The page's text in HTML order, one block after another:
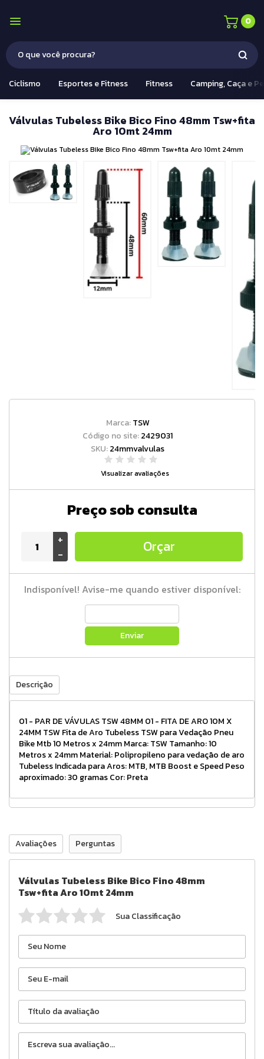
0
Ciclismo Esportes e Fitness Fitness Camping, Caça e
Válvulas Tubeless Bike Bico Fino 48mm Tsw+fita
Aro 10mt 24mm
Marca:TSW
Código no site:2429031
SKU:24mmvalvulas
Visualizar avaliações
Preço sob consulta
+
-
Orçar
Indisponível! Avise-me quando estiver disponível:
Enviar
Descrição
01 - PAR DE VÁVULAS TSW 48MM 01 - FITA DE ARO 10M X
24MM TSW Fita de Aro Tubeless TSW para Vedação Pneu
Bike Mtb 10 Metros x 24mm Marca: TSW Tamanho: 10
Metros x 24mm Material: Polipropileno para vedação de aro
Tubeless Indicada para Aros: MTB, MTB Boost e Speed Peso
aproximado: 30 gramas Cor: Preta
Avaliações Perguntas
Válvulas Tubeless Bike Bico Fino 48mm
Tsw+fita Aro 10mt 24mm
Sua Classificação